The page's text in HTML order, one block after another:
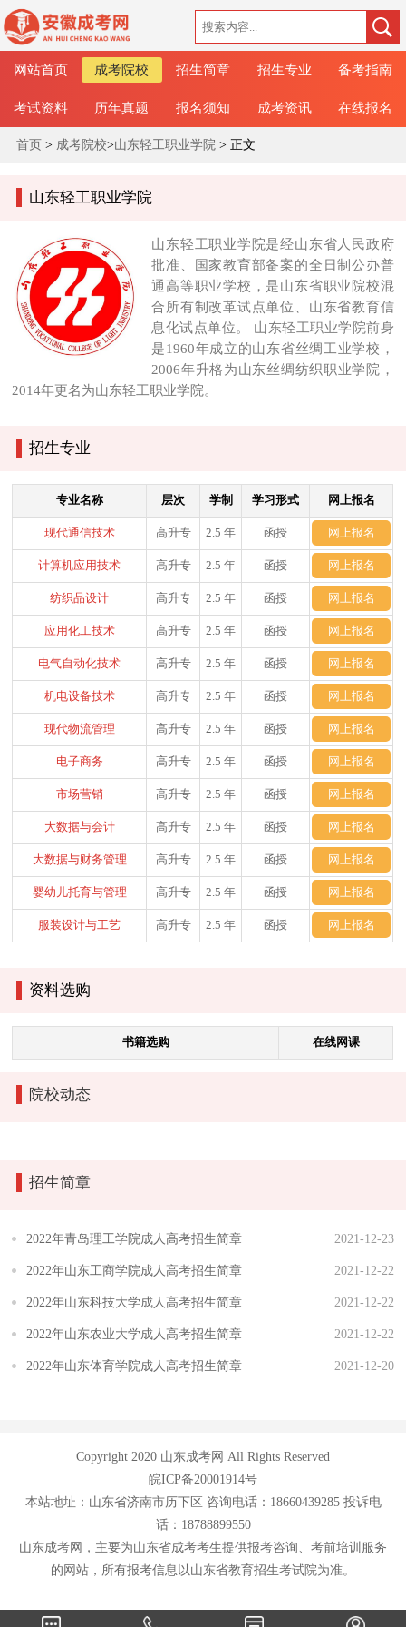
网站首页 成考院校 招生简章 招生专业 备考指南
考试资料 历年真题 报名须知 成考资讯 在线报名
首页> 成考院校>山东轻工职业学院 > 正文
山东轻工职业学院
山东轻工职业学院是经山东省人民政府
批准、国家教育部备案的全日制公办普
通高等职业学校，是山东省职业院校混
合所有制改革试点单位、山东省教育信
息化试点单位。 山东轻工职业学院前身
是1960年成立的山东省丝绸工业学校，
2006年升格为山东丝绸纺织职业学院，
2014年更名为山东轻工职业学院。
招生专业
专业名称 层次 学制 学习形式 网上报名
现代通信技术 高升专 2.5 年 函授 网上报名
计算机应用技术 高升专 2.5 年 函授 网上报名
纺织品设计 高升专 2.5 年 函授 网上报名
应用化工技术 高升专 2.5 年 函授 网上报名
电气自动化技术 高升专 2.5 年 函授 网上报名
机电设备技术 高升专 2.5 年 函授 网上报名
现代物流管理 高升专 2.5 年 函授 网上报名
电子商务 高升专 2.5 年 函授 网上报名
市场营销 高升专 2.5 年 函授 网上报名
大数据与会计 高升专 2.5 年 函授 网上报名
大数据与财务管理 高升专 2.5 年 函授 网上报名
婴幼儿托育与管理 高升专 2.5 年 函授 网上报名
服装设计与工艺 高升专 2.5 年 函授 网上报名
资料选购
书籍选购 在线网课
院校动态
招生简章
2021-12-23
2022年青岛理工学院成人高考招生简章
2021-12-22
2022年山东工商学院成人高考招生简章
2021-12-22
2022年山东科技大学成人高考招生简章
2021-12-22
2022年山东农业大学成人高考招生简章
2021-12-20
2022年山东体育学院成人高考招生简章
Copyright 2020 山东成考网 All Rights Reserved
皖ICP备20001914号
本站地址：山东省济南市历下区 咨询电话：18660439285 投诉电
话：18788899550
山东成考网，主要为山东省成考考生提供报考咨询、考前培训服务
的网站，所有报考信息以山东省教育招生考试院为准。